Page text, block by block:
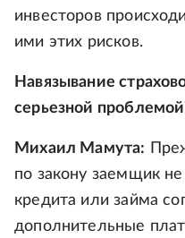
инвесторов
ими этих рисков.
Навязывание
серьезной
Михаил Мамута:
по закону заемщик
кредита или займа
дополнительные